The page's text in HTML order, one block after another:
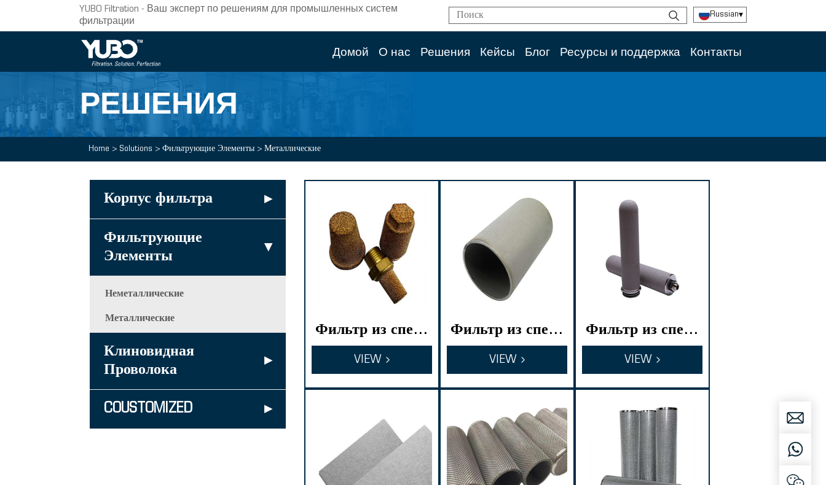
YUBO Filtration - Ваш эксперт по решениям для промышленных систем
фильтрации
Russian▾
Домой О нас Решения Кейсы Блог Ресурсы и поддержка Контакты
РЕШЕНИЯ
Home > Solutions > Фильтрующие Элементы > Металлические
Корпус фильтра ▸
Фильтрующие
Элементы
▸
Неметаллические
Металлические
Клиновидная
Проволока
▸
COUSTOMIZED ▸
Фильтр из спече
нного медного по
рошка
VIEW
Фильтр из спече
нного титанового
порошка
VIEW
Фильтр из спече
нного порошка н
ержавеющей стал
и
VIEW